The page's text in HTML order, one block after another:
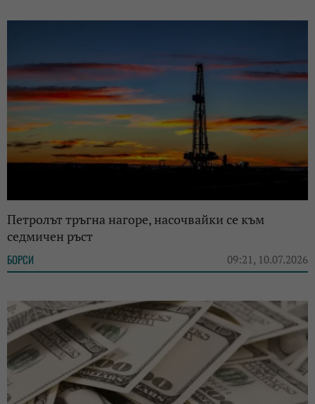
Петролът тръгна нагоре, насочвайки се към
седмичен ръст
БОРСИ 09:21, 10.07.2026